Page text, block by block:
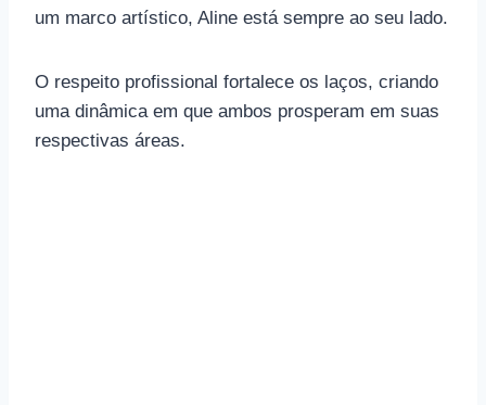
um marco artístico, Aline está sempre ao seu lado.
O respeito profissional fortalece os laços, criando
uma dinâmica em que ambos prosperam em suas
respectivas áreas.